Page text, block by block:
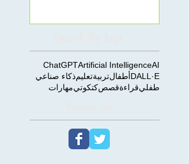
AI
Artificial Intelligence
ChatGPT
DALL·Eأطفالتربيةتعليمذكاء صناعي
طفليقراءةقصصكتكوتيمهارات